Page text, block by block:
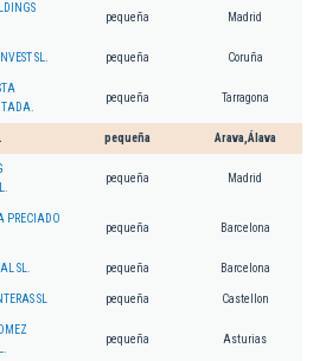
pequeña Madrid
SL. pequeña Coruña
pequeña Tarragona
pequeña Arava,Álava
pequeña Madrid
PRECIADO
pequeña Barcelona
SL. pequeña Barcelona
SL pequeña Castellon
pequeña Asturias